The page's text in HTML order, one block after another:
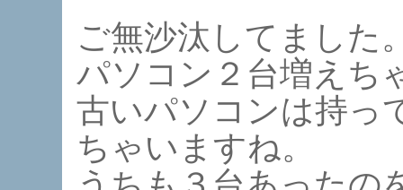
ご無沙汰してました
パソコン２台増えち
古いパソコンは持っ
ちゃいますね。